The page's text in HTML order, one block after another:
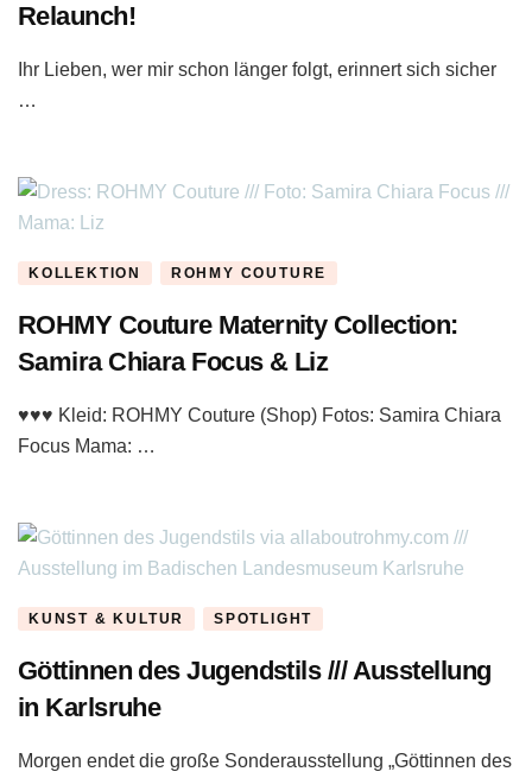
Relaunch!
Ihr Lieben, wer mir schon länger folgt, erinnert sich sicher
…
KOLLEKTION ROHMY COUTURE
ROHMY Couture Maternity Collection:
Samira Chiara Focus & Liz
♥♥♥ Kleid: ROHMY Couture (Shop) Fotos: Samira Chiara
Focus Mama: …
KUNST & KULTUR SPOTLIGHT
Göttinnen des Jugendstils /// Ausstellung
in Karlsruhe
Morgen endet die große Sonderausstellung „Göttinnen des